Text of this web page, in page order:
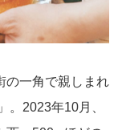
の一角で親しまれ
。2023年10月、